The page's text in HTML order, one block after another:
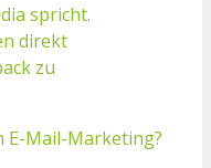
spricht.
direkt
zu
E-Mail-Marketing?